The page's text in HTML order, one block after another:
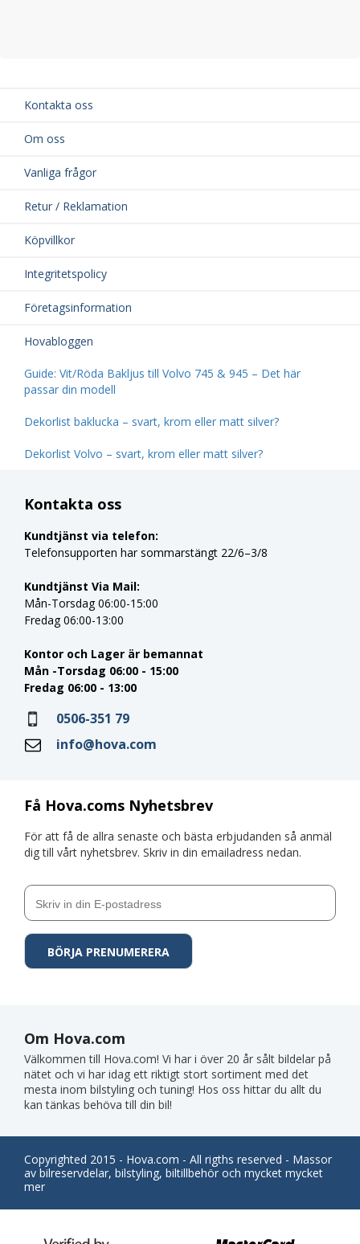
Kontakta oss
Om oss
Vanliga frågor
Retur / Reklamation
Köpvillkor
Integritetspolicy
Företagsinformation
Hovabloggen
Guide: Vit/Röda Bakljus till Volvo 745 & 945 – Det här
passar din modell
Dekorlist baklucka – svart, krom eller matt silver?
Dekorlist Volvo – svart, krom eller matt silver?
Få Hova.coms Nyhetsbrev
För att få de allra senaste och bästa erbjudanden så anmäl
dig till vårt nyhetsbrev. Skriv in din emailadress nedan.
Kontakta oss
Kundtjänst via telefon:
Telefonsupporten har sommarstängt 22/6–3/8
Kundtjänst Via Mail:
Mån-Torsdag 06:00-15:00
Fredag 06:00-13:00
Kontor och Lager är bemannat
Mån -Torsdag 06:00 - 15:00
Fredag 06:00 - 13:00
0506-351 79
info@hova.com
Om Hova.com
Välkommen till Hova.com! Vi har i över 20 år sålt bildelar på
nätet och vi har idag ett riktigt stort sortiment med det
mesta inom bilstyling och tuning! Hos oss hittar du allt du
kan tänkas behöva till din bil!
Copyrighted 2015 - Hova.com - All rigths reserved - Massor
av bilreservdelar, bilstyling, biltillbehör och mycket mycket
mer